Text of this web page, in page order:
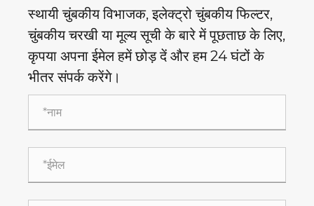
स्थायी चुंबकीय विभाजक, इलेक्ट्रो चुंबकीय फिल्टर,
चुंबकीय चरखी या मूल्य सूची के बारे में पूछताछ के लिए,
कृपया अपना ईमेल हमें छोड़ दें और हम 24 घंटों के
भीतर संपर्क करेंगे।